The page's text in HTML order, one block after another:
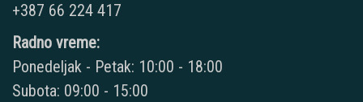
+387 66 224 417
Radno vreme:
Ponedeljak - Petak: 10:00 - 18:00
Subota: 09:00 - 15:00